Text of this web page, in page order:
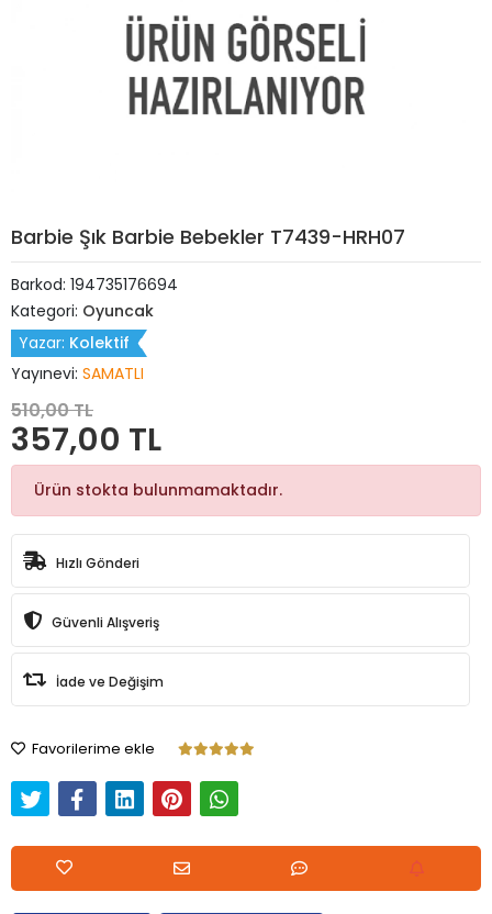
Barbie Şık Barbie Bebekler T7439-HRH07
Barkod: 194735176694
Kategori: Oyuncak
Yazar: Kolektif
Yayınevi: SAMATLI
510,00 TL
357,00 TL
Ürün stokta bulunmamaktadır.
Hızlı Gönderi
Güvenli Alışveriş
İade ve Değişim
Favorilerime ekle